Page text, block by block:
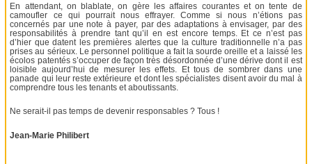
En attendant, on blablate, on gère les affaires courantes et on tente de
camoufler ce qui pourrait nous effrayer. Comme si nous n’étions pas
concernés par une note à payer, par des adaptations à envisager, par des
responsabilités à prendre tant qu’il en est encore temps. Et ce n’est pas
d’hier que datent les premières alertes que la culture traditionnelle n’a pas
prises au sérieux. Le personnel politique a fait la sourde oreille et a laissé les
écolos patentés s’occuper de façon très désordonnée d’une dérive dont il est
loisible aujourd’hui de mesurer les effets. Et tous de sombrer dans une
panade qui leur reste extérieure et dont les spécialistes disent avoir du mal à
comprendre tous les tenants et aboutissants.
Ne serait-il pas temps de devenir responsables ? Tous !
Jean-Marie Philibert